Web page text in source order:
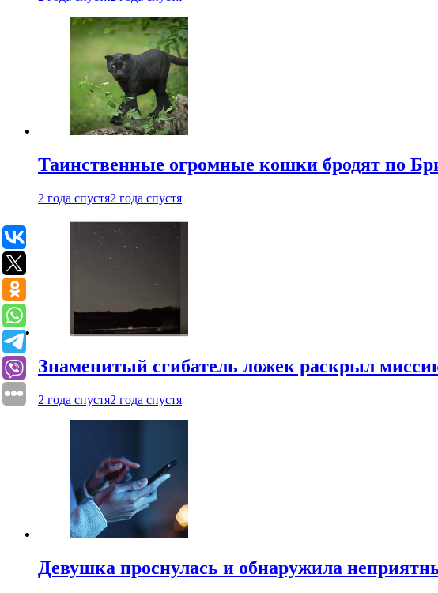
Таинственные огромные кошки бродят по
2 года спустя2 года спустя
Знаменитый сгибатель ложек раскрыл
2 года спустя2 года спустя
Девушка проснулась и обнаружила